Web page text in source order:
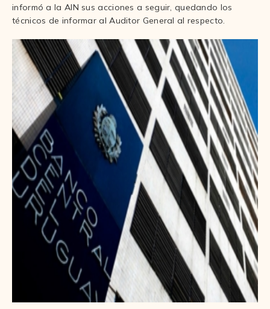
informó a la AIN sus acciones a seguir, quedando los
técnicos de informar al Auditor General al respecto.